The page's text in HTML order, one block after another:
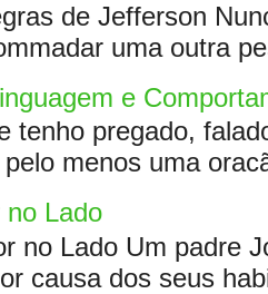
de Jefferson
uma outra
e
tenho pregado,
pelo menos uma
no Lado
no Lado Um padre
causa dos seus